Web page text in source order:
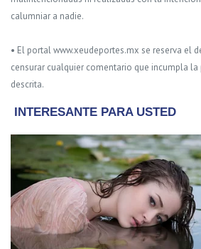
calumniar a nadie.
• El portal www.xeudeportes.mx se reserva el
censurar cualquier comentario que incumpla
descrita.